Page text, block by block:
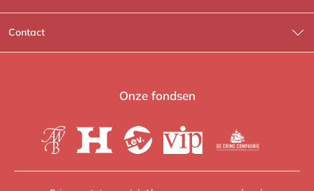
Wat wij doen
Wie is Wie?
Heartbeat
Contact
Contactinformatie
Voor de boekhandels
Onze fondsen